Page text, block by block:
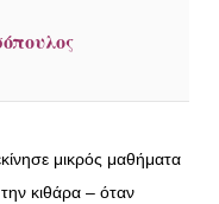
μικρός μαθήματα
κιθάρα – όταν